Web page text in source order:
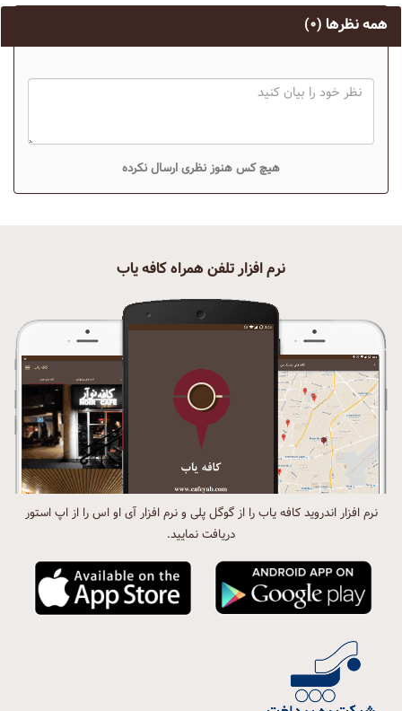
همه نظرها (۰)
هیچ کس هنوز نظری ارسال نکرده
نرم افزار تلفن همراه کافه یاب
نرم افزار اندروید کافه یاب را از گوگل پلی و نرم افزار آی او اس را از اپ استور
دریافت نمایید.